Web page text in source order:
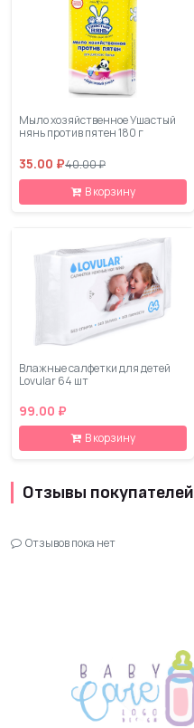
Мыло хозяйственное Ушастый
нянь против пятен 180 г
35.00 ₽40.00 ₽
В корзину
Влажные салфетки для детей
Lovular 64 шт
99.00 ₽
В корзину
Отзывы покупателей
Отзывов пока нет